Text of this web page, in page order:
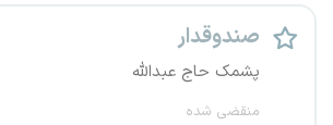
صندوقدار
پشمک حاج عبدالله
منقضی شده